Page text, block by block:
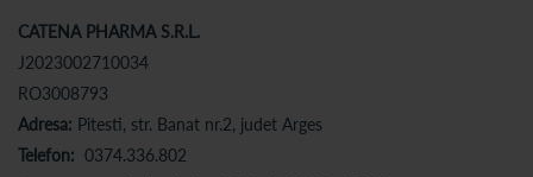
CATENA PHARMA S.R.L.
J2023002710034
RO3008793
Adresa: Pitesti, str. Banat nr.2, judet Arges
Telefon: 0374.336.802